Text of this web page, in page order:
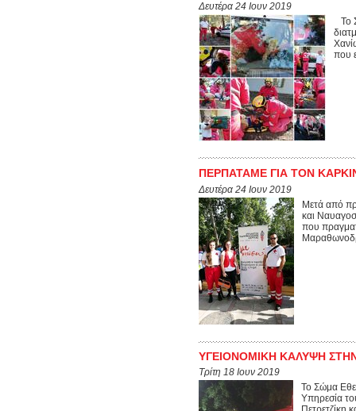
Δευτέρα 24 Ιουν 2019
Το
που
ΠΕΡΠΑΤΑΜΕ ΓΙΑ ΤΟΝ
Δευτέρα 24 Ιουν 2019
Μετά από
και
που
ΥΓΕΙΟΝΟΜΙΚΗ ΚΑΛΥΨΗ
Τρίτη 18 Ιουν 2019
Το Σώμα
Υπηρεσία